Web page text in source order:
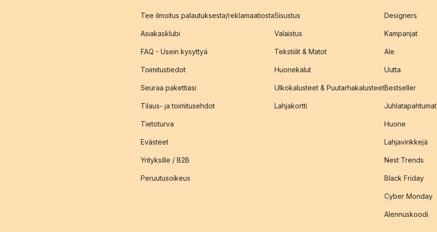
Tee ilmoitus palautuksesta/reklamaatiosta
Asiakasklubi
FAQ - Usein kysyttyä
Toimitustiedot
Seuraa pakettiasi
Tilaus- ja toimitusehdot
Tietoturva
Evästeet
Yrityksille / B2B
Peruutusoikeus
Sisustus
Valaistus
Tekstiilit & Matot
Huonekalut
Ulkokalusteet & Puutarhakalusteet
Lahjakortti
Designers
Kampanjat
Ale
Uutta
Bestseller
Juhlatapahtumat
Huone
Lahjavinkkejä
Nest Trends
Black Friday
Cyber Monday
Alennuskoodi